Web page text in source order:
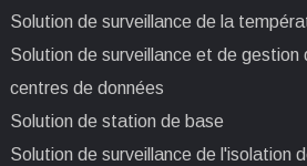
Solution de surveillance de la
Solution de surveillance et de gestion
centres de données
Solution de station de base
Solution de surveillance de l'isolation